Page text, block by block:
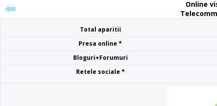
Online
Total aparitii
Presa online *
Bloguri+Forumuri
Retele sociale *